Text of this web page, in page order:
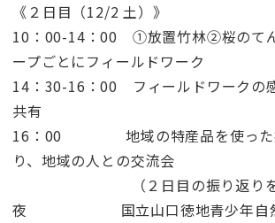
《２日目（12/2 土）》
10：00-14：00 ①放置竹林②桜のて
ープごとにフィールドワーク
14：30-16：00 フィールドワークの
共有
16：00 地域の特産品を使った
り、地域の人との交流会
（２日目の振り返りを含
夜 国立山口徳地青少年自然